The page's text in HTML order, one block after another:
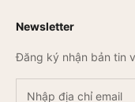
Newsletter
Đăng ký nhận bản tin